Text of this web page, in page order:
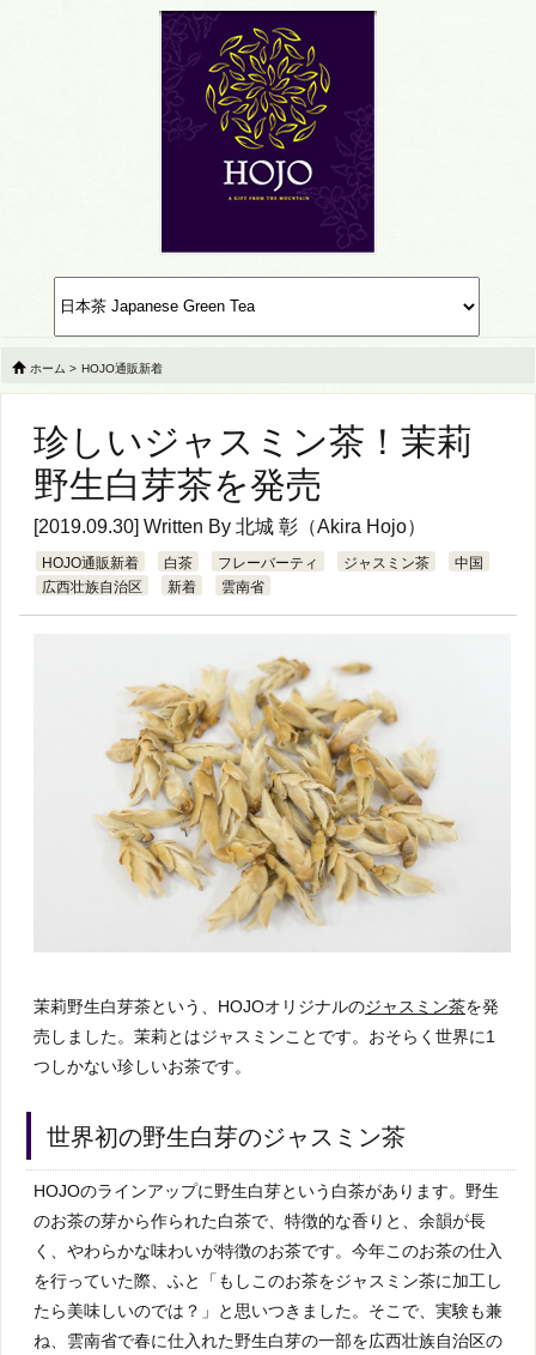
ホーム > HOJO通販新着
珍しいジャスミン茶！茉莉
野生白芽茶を発売
[2019.09.30] Written By 北城 彰（Akira Hojo）
HOJO通販新着 白茶 フレーバーティ ジャスミン茶
中国
広西壮族自治区
新着 雲南省
茉莉野生白芽茶という、HOJOオリジナルのジャスミン茶を発
売しました。茉莉とはジャスミンことです。おそらく世界に1
つしかない珍しいお茶です。
世界初の野生白芽のジャスミン茶
HOJOのラインアップに野生白芽という白茶があります。野生
のお茶の芽から作られた白茶で、特徴的な香りと、余韻が長
く、やわらかな味わいが特徴のお茶です。今年このお茶の仕入
を行っていた際、ふと「もしこのお茶をジャスミン茶に加工し
たら美味しいのでは？」と思いつきました。そこで、実験も兼
ね、雲南省で春に仕入れた野生白芽の一部を広西壮族自治区の